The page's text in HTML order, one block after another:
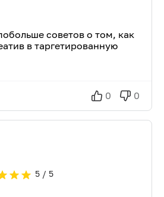
советов о том, как
в таргетированную
0 0
5/ 5